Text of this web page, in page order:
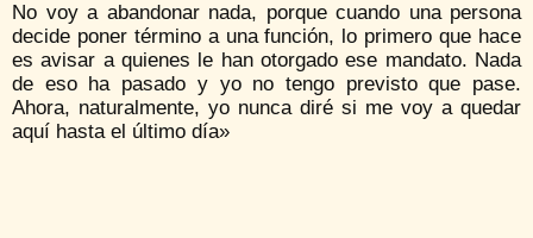
No voy a abandonar nada, porque cuando una persona
decide poner término a una función, lo primero que hace
es avisar a quienes le han otorgado ese mandato. Nada
de eso ha pasado y yo no tengo previsto que pase.
Ahora, naturalmente, yo nunca diré si me voy a quedar
aquí hasta el último día»